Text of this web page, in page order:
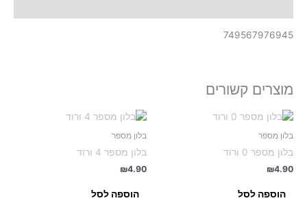
749567976945
מוצרים קשורים
בלון מספר
בלון מספר 0 ורוד
₪4.90
הוספה לסל
בלון מספר
בלון מספר 4 ורוד
₪4.90
הוספה לסל